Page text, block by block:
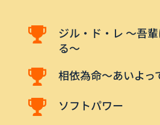
ジル・ド・レ ～吾
る～
相依為命～あいよっ
ソフトパワー